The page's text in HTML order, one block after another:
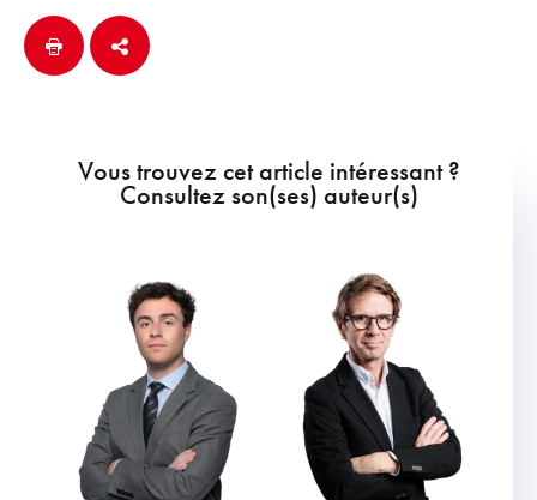
Vous trouvez cet article intéressant ?
Consultez son(ses) auteur(s)